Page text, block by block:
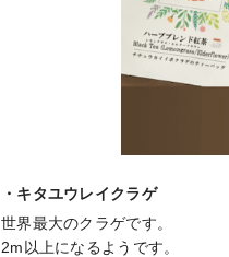
・キタユウレイクラゲ
世界最大のクラゲです。
2m以上になるようです。